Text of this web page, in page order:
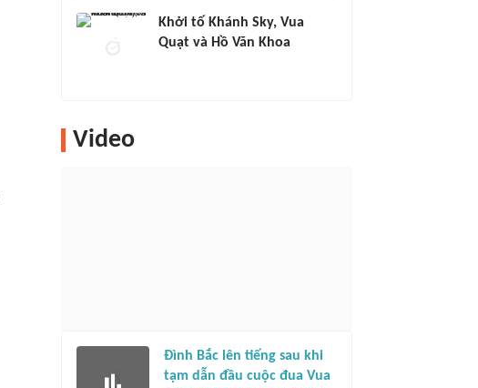
Khởi tố Khánh Sky, Vua
Quạt và Hồ Văn Khoa
Video
Đình Bắc lên tiếng sau khi
tạm dẫn đầu cuộc đua Vua